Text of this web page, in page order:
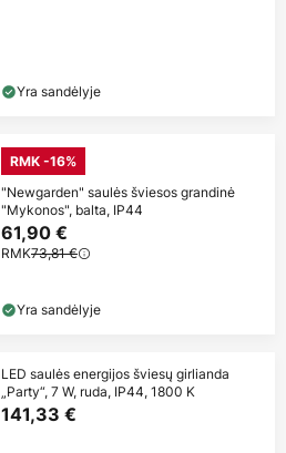
Yra sandėlyje
RMK -16%
"Newgarden" saulės šviesos grandinė
"Mykonos", balta, IP44
61,90 €
RMK73,81 €
Yra sandėlyje
LED saulės energijos šviesų girlianda
„Party“, 7 W, ruda, IP44, 1800 K
141,33 €